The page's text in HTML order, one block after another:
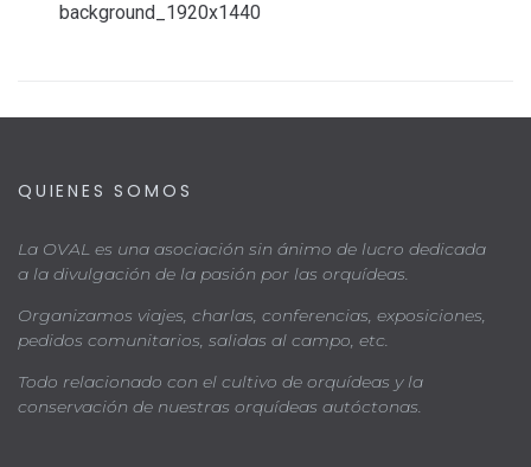
background_1920x1440
QUIENES SOMOS
La OVAL es una asociación sin ánimo de lucro dedicada
a la divulgación de la pasión por las orquídeas.
Organizamos viajes, charlas, conferencias, exposiciones,
pedidos comunitarios, salidas al campo, etc.
Todo relacionado con el cultivo de orquídeas y la
conservación de nuestras orquídeas autóctonas.